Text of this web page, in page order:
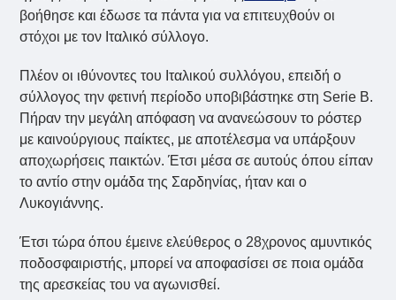
βοήθησε και έδωσε τα πάντα για να επιτευχθούν οι
στόχοι με τον Ιταλικό σύλλογο.
Πλέον οι ιθύνοντες του Ιταλικού συλλόγου, επειδή ο
σύλλογος την φετινή περίοδο υποβιβάστηκε στη Serie B.
Πήραν την μεγάλη απόφαση να ανανεώσουν το ρόστερ
με καινούργιους παίκτες, με αποτέλεσμα να υπάρξουν
αποχωρήσεις παικτών. Έτσι μέσα σε αυτούς όπου είπαν
το αντίο στην ομάδα της Σαρδηνίας, ήταν και ο
Λυκογιάννης.
Έτσι τώρα όπου έμεινε ελεύθερος ο 28χρονος αμυντικός
ποδοσφαιριστής, μπορεί να αποφασίσει σε ποια ομάδα
της αρεσκείας του να αγωνισθεί.